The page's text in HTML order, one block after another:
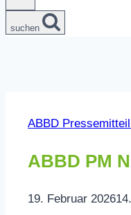
suchen
ABBD
ABBD PM
19. Februar 2026